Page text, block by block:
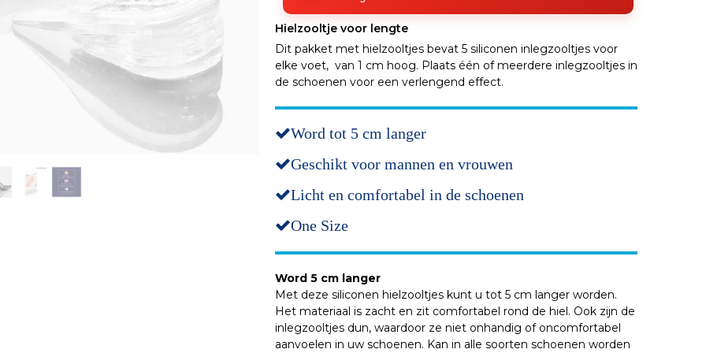
Hielzooltje voor lengte
Dit pakket met hielzooltjes bevat 5 siliconen inlegzooltjes voor
elke voet, van 1 cm hoog. Plaats één of meerdere inlegzooltjes in
de schoenen voor een verlengend effect.
Word tot 5 cm langer
Geschikt voor mannen en vrouwen
Licht en comfortabel in de schoenen
One Size
Word 5 cm langer
Met deze siliconen hielzooltjes kunt u tot 5 cm langer worden.
Het materiaal is zacht en zit comfortabel rond de hiel. Ook zijn de
inlegzooltjes dun, waardoor ze niet onhandig of oncomfortabel
aanvoelen in uw schoenen. Kan in alle soorten schoenen worden